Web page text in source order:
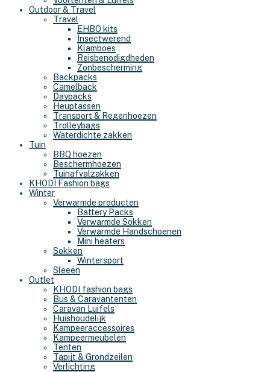
Outdoor & Travel
Travel
EHBO kits
Insectwerend
Klamboes
Reisbenodigdheden
Zonbescherming
Backpacks
Camelback
Daypacks
Heuptassen
Transport & Regenhoezen
Trolleybags
Waterdichte zakken
Tuin
BBQ hoezen
Beschermhoezen
Tuinafvalzakken
KHODI Fashion bags
Winter
Verwarmde producten
Battery Packs
Verwarmde Sokken
Verwarmde Handschoenen
Mini heaters
Sokken
Wintersport
Sleeën
Outlet
KHODI fashion bags
Bus & Caravantenten
Caravan Luifels
Huishoudelijk
Kampeeraccessoires
Kampeermeubelen
Tenten
Tapijt & Grondzeilen
Verlichting